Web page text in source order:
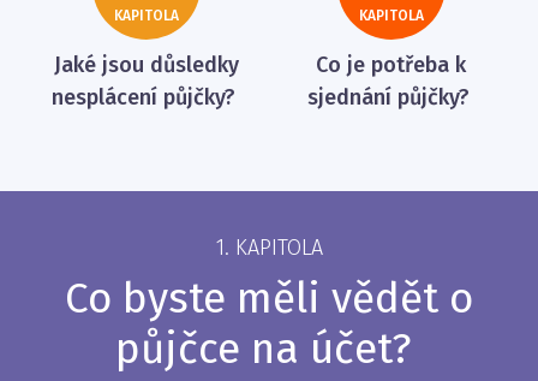
KAPITOLA
Jaké jsou důsledky
nesplácení půjčky?
KAPITOLA
Co je potřeba k
sjednání půjčky?
1. KAPITOLA
Co byste měli vědět o
půjčce na účet?